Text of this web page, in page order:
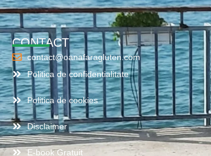
CONTACT
contact@oanafaragluten.com
Politica de confidentialitate
Politica de cookies
Disclaimer
E-book Gratuit